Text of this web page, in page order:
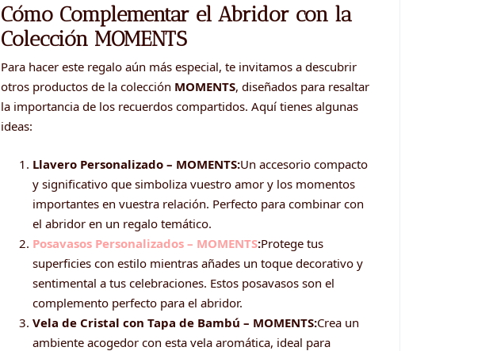
Cómo Complementar el Abridor con la
Colección MOMENTS
Para hacer este regalo aún más especial, te invitamos a descubrir
otros productos de la colección MOMENTS, diseñados para resaltar
la importancia de los recuerdos compartidos. Aquí tienes algunas
ideas:
Llavero Personalizado – MOMENTS:Un accesorio compacto
y significativo que simboliza vuestro amor y los momentos
importantes en vuestra relación. Perfecto para combinar con
el abridor en un regalo temático.
Posavasos Personalizados – MOMENTS:Protege tus
superficies con estilo mientras añades un toque decorativo y
sentimental a tus celebraciones. Estos posavasos son el
complemento perfecto para el abridor.
Vela de Cristal con Tapa de Bambú – MOMENTS:Crea un
ambiente acogedor con esta vela aromática, ideal para